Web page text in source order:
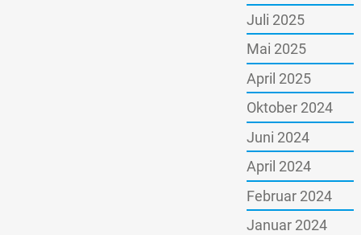
Juli 2025
Mai 2025
April 2025
Oktober 2024
Juni 2024
April 2024
Februar 2024
Januar 2024